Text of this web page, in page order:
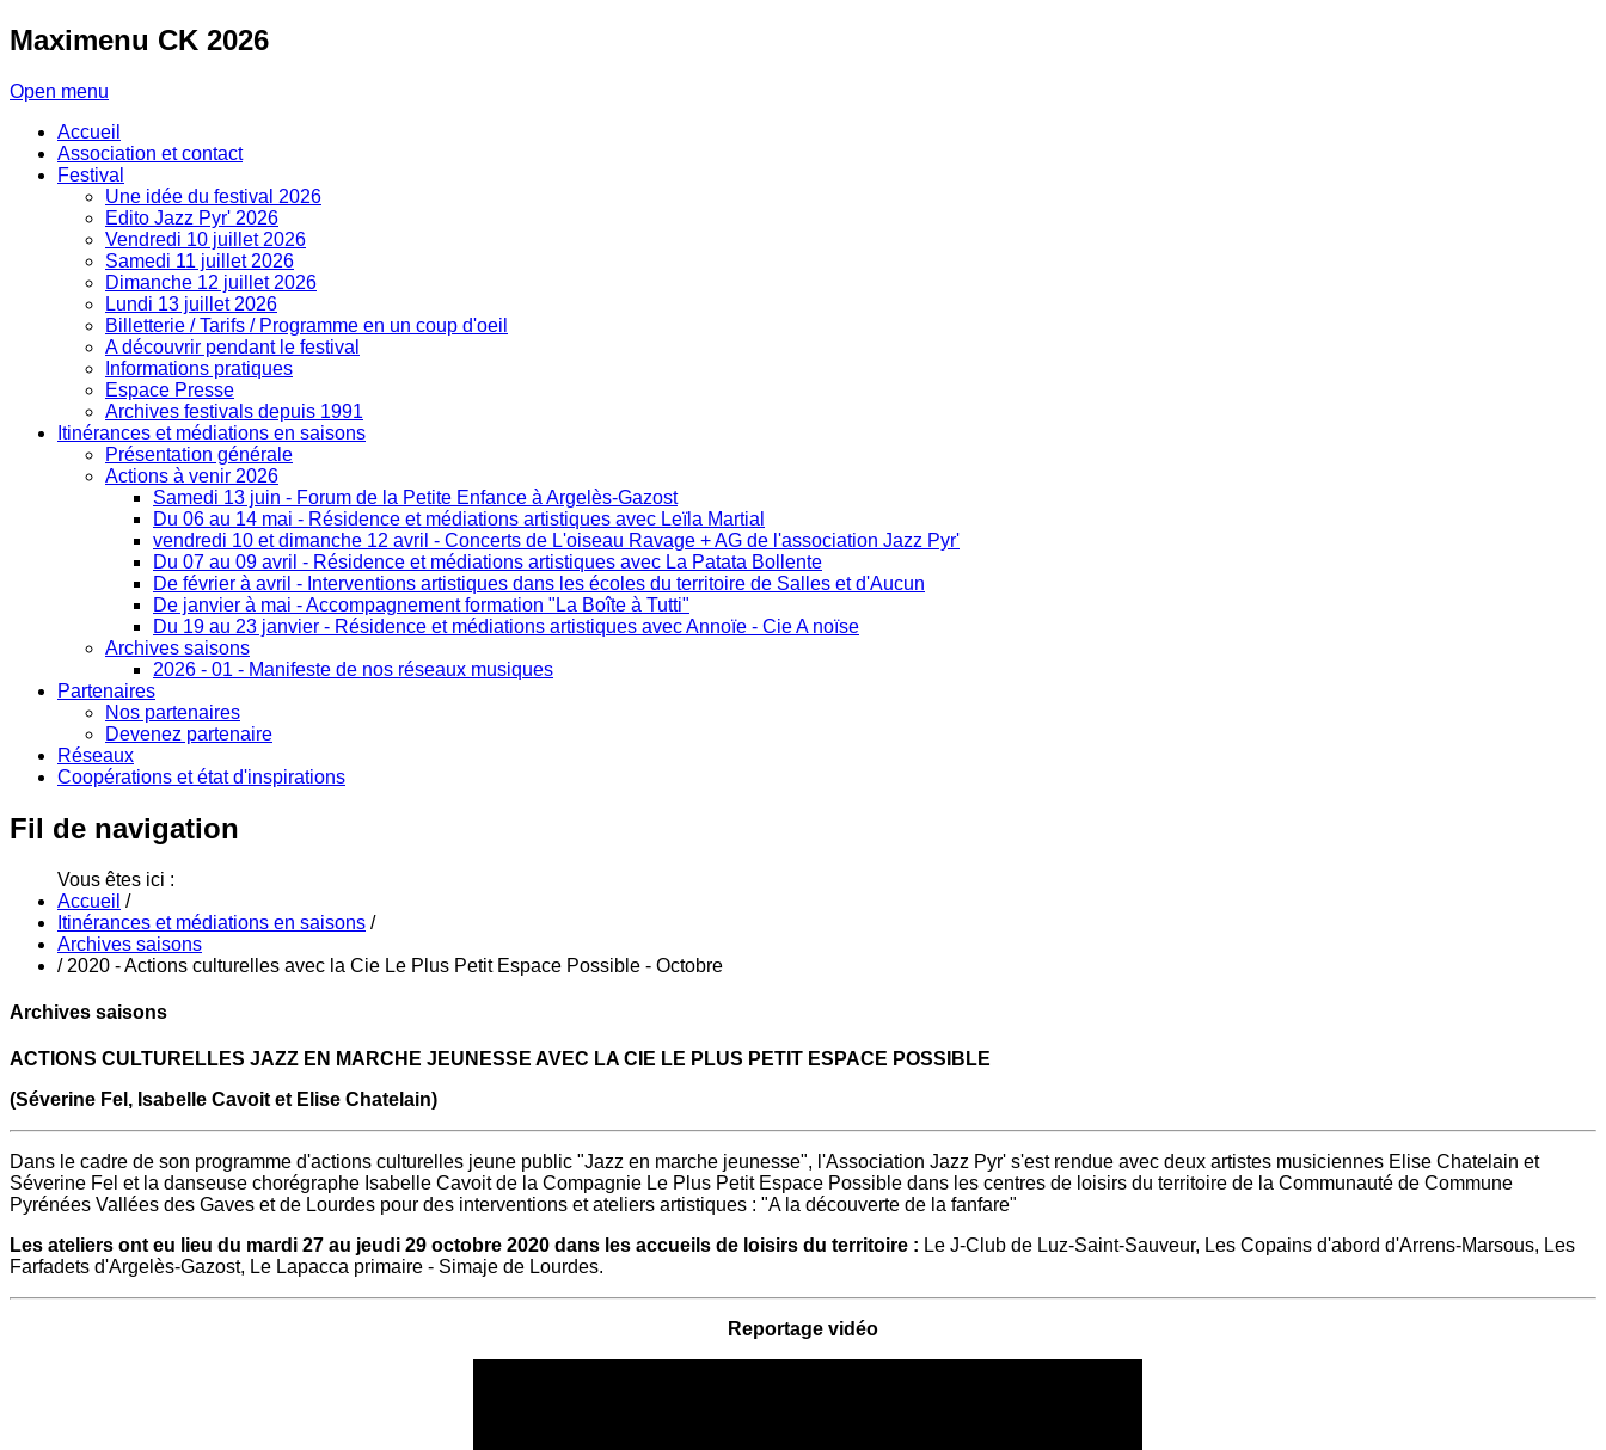
Maximenu CK 2026
Open menu
Accueil
Association et contact
Festival
Une idée du festival 2026
Edito Jazz Pyr' 2026
Vendredi 10 juillet 2026
Samedi 11 juillet 2026
Dimanche 12 juillet 2026
Lundi 13 juillet 2026
Billetterie / Tarifs / Programme en un coup d'oeil
A découvrir pendant le festival
Informations pratiques
Espace Presse
Archives festivals depuis 1991
Itinérances et médiations en saisons
Présentation générale
Actions à venir 2026
Samedi 13 juin - Forum de la Petite Enfance à Argelès-Gazost
Du 06 au 14 mai - Résidence et médiations artistiques avec Leïla Martial
vendredi 10 et dimanche 12 avril - Concerts de L'oiseau Ravage + AG de l'association Jazz Pyr'
Du 07 au 09 avril - Résidence et médiations artistiques avec La Patata Bollente
De février à avril - Interventions artistiques dans les écoles du territoire de Salles et d'Aucun
De janvier à mai - Accompagnement formation "La Boîte à Tutti"
Du 19 au 23 janvier - Résidence et médiations artistiques avec Annoïe - Cie A noïse
Archives saisons
2026 - 01 - Manifeste de nos réseaux musiques
Partenaires
Nos partenaires
Devenez partenaire
Réseaux
Coopérations et état d'inspirations
Fil de navigation
Vous êtes ici :
Accueil /
Itinérances et médiations en saisons /
Archives saisons
/ 2020 - Actions culturelles avec la Cie Le Plus Petit Espace Possible - Octobre
Archives saisons
ACTIONS CULTURELLES JAZZ EN MARCHE JEUNESSE AVEC LA CIE LE PLUS PETIT ESPACE POSSIBLE
(Séverine Fel, Isabelle Cavoit et Elise Chatelain)
Dans le cadre de son programme d'actions culturelles jeune public "Jazz en marche jeunesse", l'Association Jazz Pyr' s'est rendue avec deux artistes musiciennes Elise Chatelain et
Séverine Fel et la danseuse chorégraphe Isabelle Cavoit de la Compagnie Le Plus Petit Espace Possible dans les centres de loisirs du territoire de la Communauté de Commune
Pyrénées Vallées des Gaves et de Lourdes pour des interventions et ateliers artistiques : "A la découverte de la fanfare"
Les ateliers ont eu lieu du mardi 27 au jeudi 29 octobre 2020 dans les accueils de loisirs du territoire : Le J-Club de Luz-Saint-Sauveur, Les Copains d'abord d'Arrens-Marsous, Les
Farfadets d'Argelès-Gazost, Le Lapacca primaire - Simaje de Lourdes.
Reportage vidéo